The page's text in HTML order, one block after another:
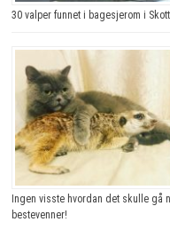
30 valper funnet i bagesjerom i
Ingen visste hvordan det skulle gå
bestevenner!